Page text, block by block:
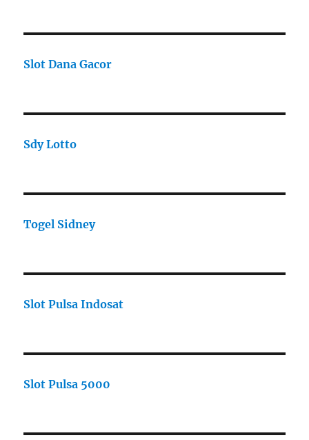
Slot Dana Gacor
Sdy Lotto
Togel Sidney
Slot Pulsa Indosat
Slot Pulsa 5000